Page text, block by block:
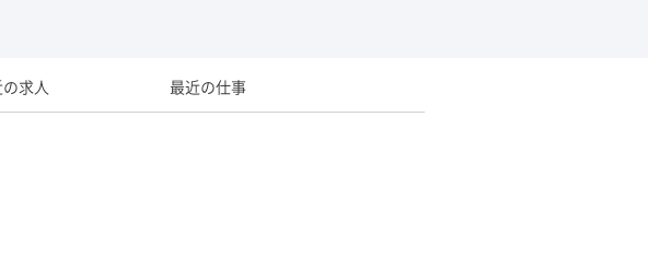
求人 最近の仕事